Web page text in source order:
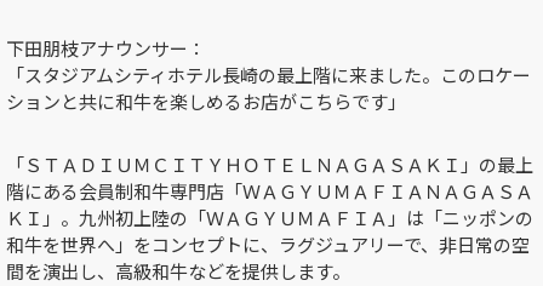
下田朋枝アナウンサー：
「スタジアムシティホテル長崎の最上階に来ました。このロケー
ションと共に和牛を楽しめるお店がこちらです」
「ＳＴＡＤＩＵＭＣＩＴＹＨＯＴＥＬＮＡＧＡＳＡＫＩ」の最上
階にある会員制和牛専門店「ＷＡＧＹＵＭＡＦＩＡＮＡＧＡＳＡ
ＫＩ」。九州初上陸の「ＷＡＧＹＵＭＡＦＩＡ」は「ニッポンの
和牛を世界へ」をコンセプトに、ラグジュアリーで、非日常の空
間を演出し、高級和牛などを提供します。